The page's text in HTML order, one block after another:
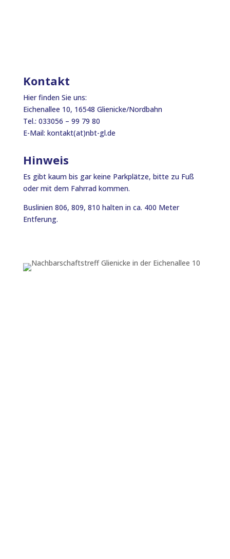
Kontakt
Hier finden Sie uns:
Eichenallee 10, 16548 Glienicke/Nordbahn
Tel.: 033056 – 99 79 80
E-Mail: kontakt(at)nbt-gl.de
Hinweis
Es gibt kaum bis gar keine Parkplätze, bitte zu Fuß
oder mit dem Fahrrad kommen.
Buslinien 806, 809, 810 halten in ca. 400 Meter
Entferung.